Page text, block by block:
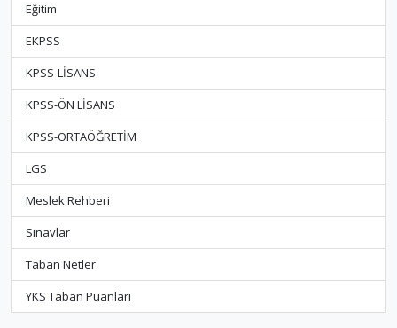
Eğitim
EKPSS
KPSS-LİSANS
KPSS-ÖN LİSANS
KPSS-ORTAÖĞRETİM
LGS
Meslek Rehberi
Sınavlar
Taban Netler
YKS Taban Puanları